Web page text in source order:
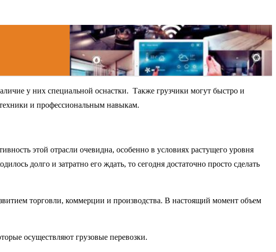
у них специальной оснастки. Также грузчики могут быстро и
и профессиональным навыкам.
этой отрасли очевидна, особенно в условиях растущего уровня
долго и затратно его ждать, то сегодня достаточно просто сделать
торговли, коммерции и производства. В настоящий момент объем
осуществляют грузовые перевозки.